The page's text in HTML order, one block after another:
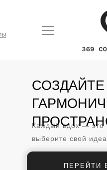
Каждый вдох — это
выберите свой
ПЕРЕЙТИ
СОЗДАЙТЕ